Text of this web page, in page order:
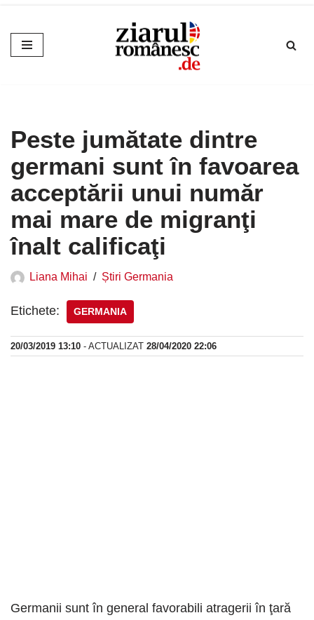
Sari
la
Peste jumătate dintre
germani sunt în favoarea
acceptării unui număr
mai mare de migranţi
înalt calificaţi
Liana Mihai Știri Germania
Etichete: GERMANIA
20/03/2019 13:10 - ACTUALIZAT 28/04/2020 22:06
Germanii sunt în general favorabili atragerii în ţară